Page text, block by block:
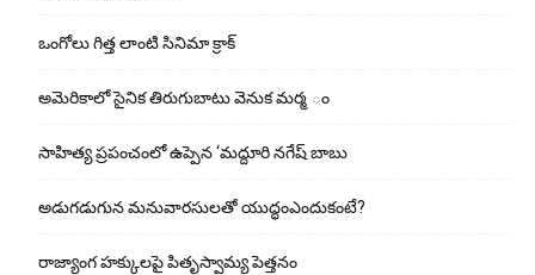
ఒంగోలు గిత్త లాంటి సినిమా క్రాక్
అమెరికాలో సైనిక తిరుగుబాటు వెనుక మర్మ ం
సాహిత్య ప్రపంచంలో ఉప్పెన ‘మద్దూరి నగేష్ బాబు
అడుగ‌డుగున మ‌నువార‌సుల‌తో యుద్ధంఎందుకంటే?
రాజ్యాంగ హక్కులపై పితృస్వామ్య పెత్తనం